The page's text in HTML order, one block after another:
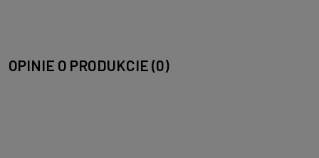
OPINIE O PRODUKCIE (0)